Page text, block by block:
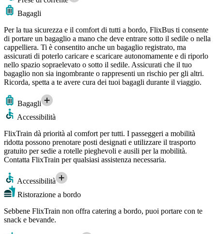
Bagagli
Per la tua sicurezza e il comfort di tutti a bordo, FlixBus ti consente
di portare un bagaglio a mano che deve entrare sotto il sedile o nella
cappelliera. Ti è consentito anche un bagaglio registrato, ma
assicurati di poterlo caricare e scaricare autonomamente e di riporlo
nello spazio sopraelevato o sotto il sedile. Assicurati che il tuo
bagaglio non sia ingombrante o rappresenti un rischio per gli altri.
Ricorda, spetta a te avere cura dei tuoi bagagli durante il viaggio.
Bagagli
Accessibilità
FlixTrain dà priorità al comfort per tutti. I passeggeri a mobilità
ridotta possono prenotare posti designati e utilizzare il trasporto
gratuito per sedie a rotelle pieghevoli e ausili per la mobilità.
Contatta FlixTrain per qualsiasi assistenza necessaria.
Accessibilità
Ristorazione a bordo
Sebbene FlixTrain non offra catering a bordo, puoi portare con te
snack e bevande.